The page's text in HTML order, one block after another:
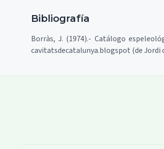
Bibliografía
Borràs, J. (1974).- Catálogo
cavitatsdecatalunya.blogspot (de Jordi